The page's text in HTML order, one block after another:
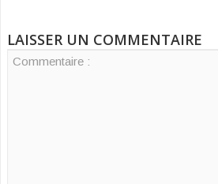
LAISSER UN COMMENTAIRE